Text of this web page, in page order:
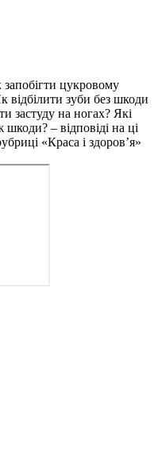
цукровому
відбілити зуби без шкоди
застуду на ногах? Які
шкоди? – відповіді на ці
«Краса і здоров’я»